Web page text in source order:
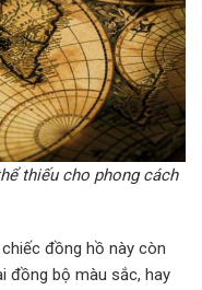
thiếu cho phong cách
đồng hồ này còn
đồng bộ màu sắc, hay